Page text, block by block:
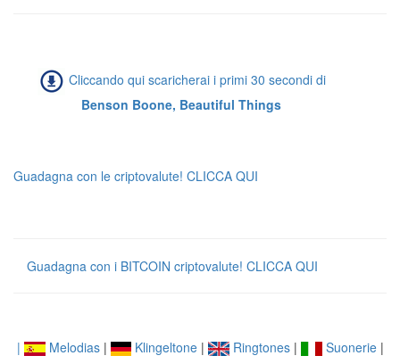
Cliccando qui scaricherai i primi 30 secondi di
Benson Boone, Beautiful Things
Guadagna con le criptovalute! CLICCA QUI
Guadagna con i BITCOIN criptovalute! CLICCA QUI
| Melodias| Klingeltone| Ringtones| Suonerie|